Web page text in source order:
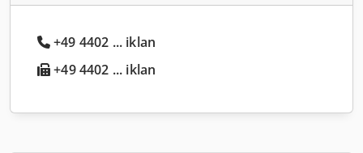
+49 4402 ... iklan
+49 4402 ... iklan